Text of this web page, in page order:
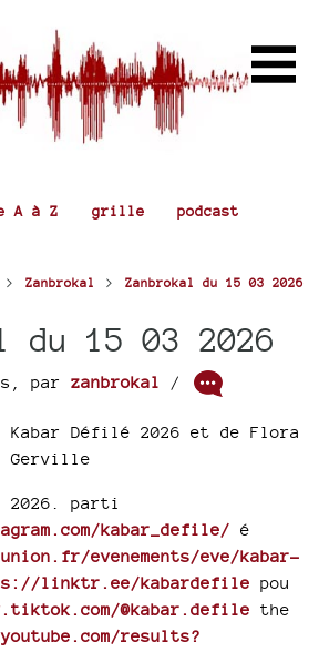
A à Z grille podcast
> Zanbrokal > Zanbrokal du 15 03 2026
du 15 03 2026
par zanbrokal /
Kabar Défilé 2026 et de Flora
Gerville
2026. parti
kabar_defile/ é
evenements/eve/kabar-
linktr.ee/kabardefile pou
@kabar.defile the
results?